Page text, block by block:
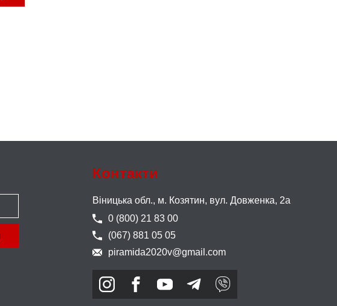
Контакти
Віницька обл., м. Козятин, вул. Довженка, 2а
0 (800) 21 83 00
(067) 881 05 05
piramida2020v@gmail.com